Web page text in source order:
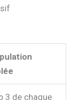
3 de chaque